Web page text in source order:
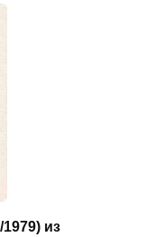
из